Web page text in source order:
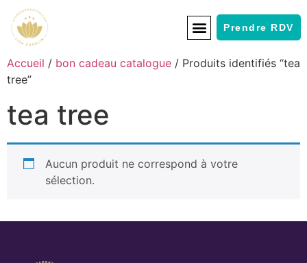
Prendre RDV
Accueil / bon cadeau catalogue / Produits identifiés “tea
tree”
tea tree
Aucun produit ne correspond à votre
sélection.